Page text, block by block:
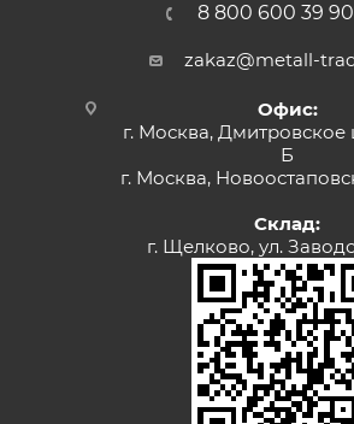
8 800 600 39 90
zakaz@metall-
Офис:
г. Москва, Дмитровское
Б
г. Москва,
Склад:
г. Щелково, ул.